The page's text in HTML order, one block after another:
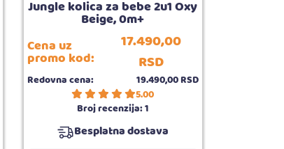
Jungle kolica za bebe 2u1 Oxy
Beige, 0m+
Cena uz
promo kod:
17.490,00
RSD
Redovna cena: 19.490,00RSD
5.00
Broj recenzija:1
Besplatna dostava